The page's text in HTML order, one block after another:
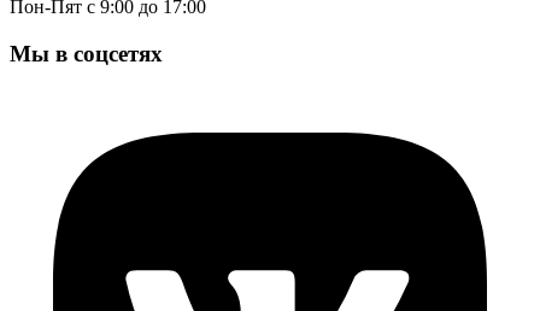
Пон-Пят с 9:00 до 17:00
Мы в соцсетях